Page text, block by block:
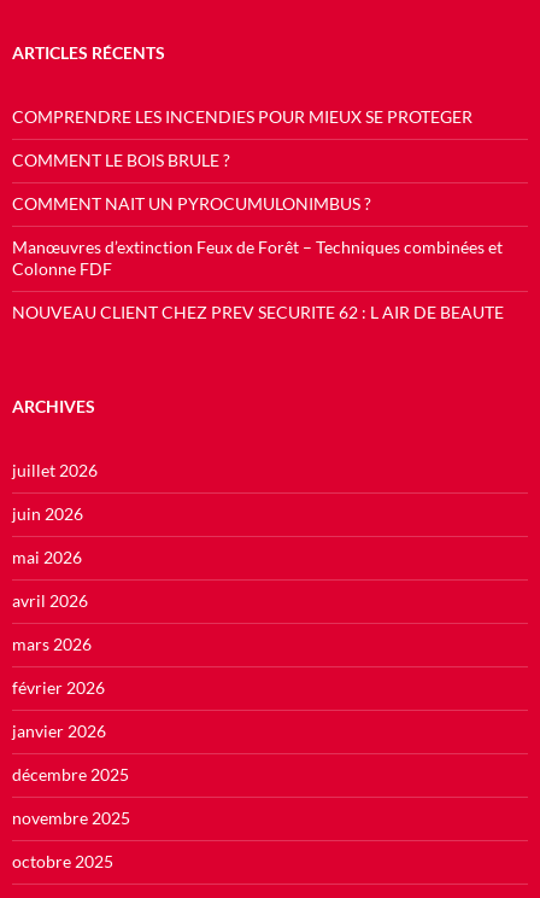
ARTICLES RÉCENTS
COMPRENDRE LES INCENDIES POUR MIEUX SE PROTEGER
COMMENT LE BOIS BRULE ?
COMMENT NAIT UN PYROCUMULONIMBUS ?
Manœuvres d’extinction Feux de Forêt – Techniques combinées et
Colonne FDF
NOUVEAU CLIENT CHEZ PREV SECURITE 62 : L AIR DE BEAUTE
ARCHIVES
juillet 2026
juin 2026
mai 2026
avril 2026
mars 2026
février 2026
janvier 2026
décembre 2025
novembre 2025
octobre 2025